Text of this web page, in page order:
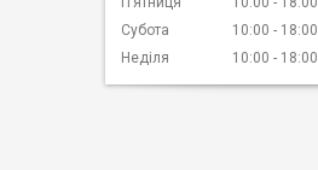
Субота
10:00
18:00
Неділя
10:00 18:00